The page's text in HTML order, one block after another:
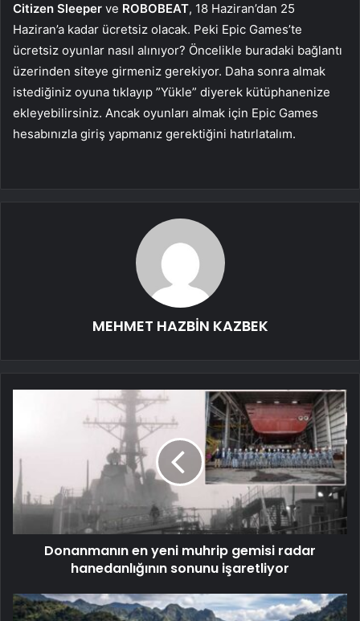
Citizen Sleeper ve ROBOBEAT, 18 Haziran’dan 25
Haziran’a kadar ücretsiz olacak. Peki Epic Games’te
ücretsiz oyunlar nasıl alınıyor? Öncelikle buradaki bağlantı
üzerinden siteye girmeniz gerekiyor. Daha sonra almak
istediğiniz oyuna tıklayıp ”Yükle” diyerek kütüphanenize
ekleyebilirsiniz. Ancak oyunları almak için Epic Games
hesabınızla giriş yapmanız gerektiğini hatırlatalım.
MEHMET HAZBİN KAZBEK
Donanmanın en yeni muhrip gemisi radar
hanedanlığının sonunu işaretliyor